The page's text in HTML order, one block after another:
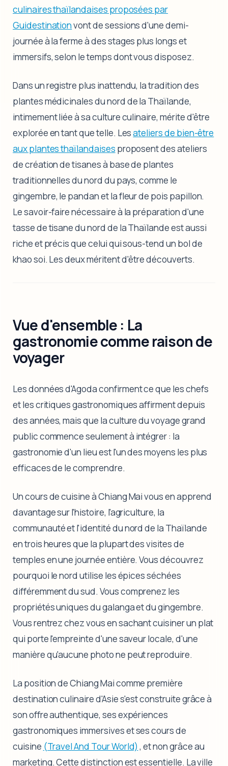
culinaires thaïlandaises proposées par
Guidestinationvont de sessions d'une demi-
journée à la ferme à des stages plus longs et
immersifs, selon le temps dont vous disposez.
Dans un registre plus inattendu, la tradition des
plantes médicinales du nord de la Thaïlande,
intimement liée à sa culture culinaire, mérite d'être
explorée en tant que telle. Lesateliers de bien-être
aux plantes thaïlandaises proposent des ateliers
de création de tisanes à base de plantes
traditionnelles du nord du pays, comme le
gingembre, le pandan et la fleur de pois papillon.
Le savoir-faire nécessaire à la préparation d'une
tasse de tisane du nord de la Thaïlande est aussi
riche et précis que celui qui sous-tend un bol de
khao soi. Les deux méritent d'être découverts.
Vue d'ensemble : La
gastronomie comme raison de
voyager
Les données d'Agoda confirment ce que les chefs
et les critiques gastronomiques affirment depuis
des années, mais que la culture du voyage grand
public commence seulement à intégrer : la
gastronomie d'un lieu est l'un des moyens les plus
efficaces de le comprendre.
Un cours de cuisine à Chiang Mai vous en apprend
davantage sur l'histoire, l'agriculture, la
communauté et l'identité du nord de la Thaïlande
en trois heures que la plupart des visites de
temples en une journée entière. Vous découvrez
pourquoi le nord utilise les épices séchées
différemment du sud. Vous comprenez les
propriétés uniques du galanga et du gingembre.
Vous rentrez chez vous en sachant cuisiner un plat
qui porte l'empreinte d'une saveur locale, d'une
manière qu'aucune photo ne peut reproduire.
La position de Chiang Mai comme première
destination culinaire d'Asie s'est construite grâce à
son offre authentique, ses expériences
gastronomiques immersives et ses cours de
cuisine (Travel And Tour World) , et non grâce au
marketing. Cette distinction est essentielle. La ville